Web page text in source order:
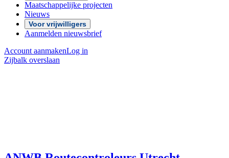
Maatschappelijke projecten
Nieuws
Voor vrijwilligers
Aanmelden nieuwsbrief
Account aanmakenLog in
Zijbalk overslaan